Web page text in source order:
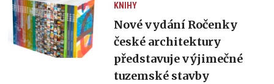
KNIHY
Nové vydání Ročenky
české architektury
představuje výjimečné
tuzemské stavby